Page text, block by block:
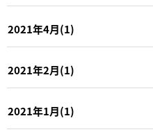
2021年4月(1)
2021年2月(1)
2021年1月(1)